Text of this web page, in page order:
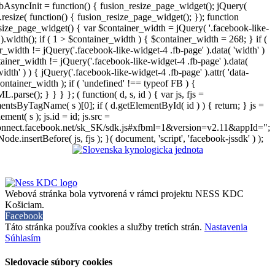
= function() { fusion_resize_page_widget(); jQuery(
function() { fusion_resize_page_widget(); }); function
{ var $container_width = jQuery( '.facebook-like-
if ( 1 > $container_width ) { $container_width = 268; } if (
!= jQuery('.facebook-like-widget-4 .fb-page' ).data( 'width' )
!= jQuery('.facebook-like-widget-4 .fb-page' ).data(
) ) { jQuery('.facebook-like-widget-4 .fb-page' ).attr( 'data-
); if ( 'undefined' !== typeof FB ) {
} } } }; ( function( d, s, id ) { var js, fjs =
s )[0]; if ( d.getElementById( id ) ) { return; } js =
s ); js.id = id; js.src =
sk_SK/sdk.js#xfbml=1&version=v2.11&appId=";
js, fjs ); }( document, 'script', 'facebook-jssdk' ) );
Webová stránka bola vytvorená v rámci projektu NESS KDC
Košiciam.
Facebook
Táto stránka používa cookies a služby tretích strán. Nastavenia
Súhlasím
Sledovacie súbory cookies